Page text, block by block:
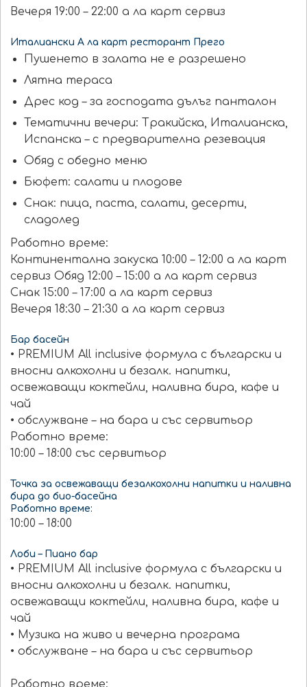
Вечеря 19:00 – 22:00 а ла карт сервиз
Италиански А ла карт ресторант Прего
Пушенето в залата не е разрешено
Лятна тераса
Дрес код – за господата дълъг панталон
Тематични вечери: Тракийска, Италианска,
Испанска – с предварителна резевация
Обяд с обедно меню
Бюфет: салати и плодове
Снак: пица, паста, салати, десерти,
сладолед
Работно време:
Континентална закуска 10:00 – 12:00 а ла карт
сервиз Обяд 12:00 – 15:00 а ла карт сервиз
Снак 15:00 – 17:00 а ла карт сервиз
Вечеря 18:30 – 21:30 а ла карт сервиз
Бар басейн
• PREMIUM All inclusive формула с български и
вносни алкохолни и безалк. напитки,
освежаващи коктейли, наливна бира, кафе и
чай
• обслужване – на бара и със сервитьор
Работно време:
10:00 – 18:00 със сервитьор
Точка за освежаващи безалкохолни напитки и наливна
бира до био-басейна
Работно време:
10:00 – 18:00
Лоби – Пиано бар
• PREMIUM All inclusive формула с български и
вносни алкохолни и безалк. напитки,
освежаващи коктейли, наливна бира, кафе и
чай
• Музика на живо и вечерна програма
• обслужване – на бара и със сервитьор
Работно време: